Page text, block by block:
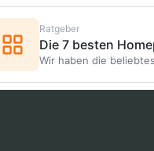
Ratgeber
Die 7 besten
Wir haben die